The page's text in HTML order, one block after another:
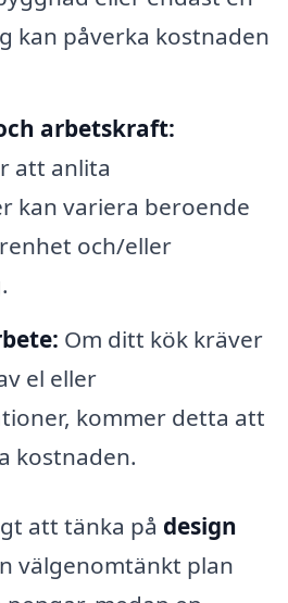
kan påverka kostnaden
arbetskraft:
att anlita
kan variera beroende
och/eller
Om ditt kök kräver
el eller
kommer detta att
kostnaden.
att tänka på design
välgenomtänkt plan